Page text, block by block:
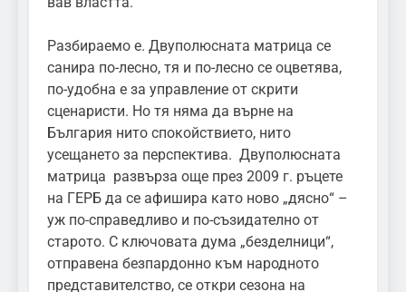
Разбираемо е. Двуполюсната матрица се
санира по-лесно, тя и по-лесно се оцветява,
по-удобна е за управление от скрити
сценаристи. Но тя няма да върне на
България нито спокойствието, нито
усещането за перспектива. Двуполюсната
матрица развърза още през 2009 г. ръцете
на ГЕРБ да се афишира като ново „дясно“ –
уж по-справедливо и по-съзидателно от
старото. С ключовата дума „безделници“,
отправена безпардонно към народното
представителство, се откри сезона на